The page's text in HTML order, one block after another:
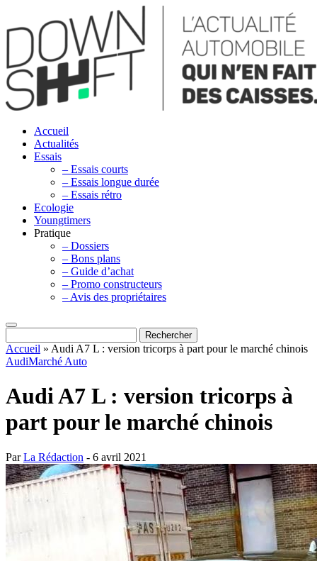
Accueil
Actualités
Essais
– Essais courts
– Essais longue durée
– Essais rétro
Ecologie
Youngtimers
Pratique
– Dossiers
– Bons plans
– Guide d’achat
– Promo constructeurs
– Avis des propriétaires
Accueil » Audi A7 L : version tricorps à part pour le marché chinois
AudiMarché Auto
Audi A7 L : version tricorps à
part pour le marché chinois
ParLa Rédaction - 6 avril 2021